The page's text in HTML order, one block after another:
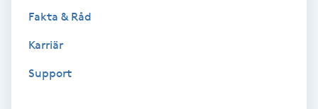
Color correction
Fakta & Råd
Karriär
Support